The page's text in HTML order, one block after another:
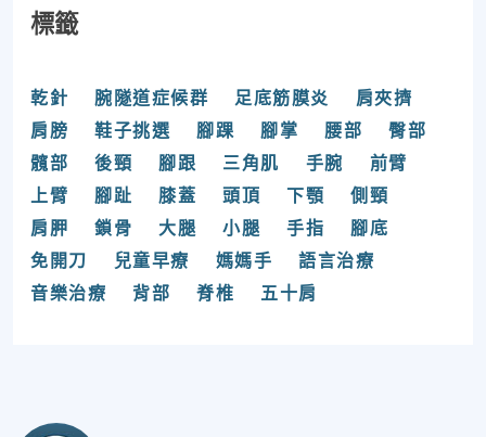
標籤
乾針 腕隧道症候群 足底筋膜炎
肩夾擠
肩膀
鞋子挑選 腳踝 腳掌 腰部
臀部
髖部
後頸 腳跟 三角肌 手腕
前臂
上臂
腳趾 膝蓋 頭頂 下顎
側頸
肩胛
鎖骨 大腿 小腿 手指
腳底
免開刀
兒童早療 媽媽手
語言治療
音樂治療
背部 脊椎 五十肩